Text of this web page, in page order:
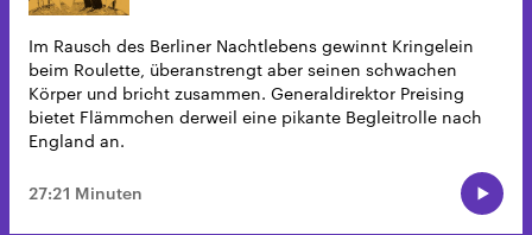
Im Rausch des Berliner Nachtlebens gewinnt Kringelein
beim Roulette, überanstrengt aber seinen schwachen
Körper und bricht zusammen. Generaldirektor Preising
bietet Flämmchen derweil eine pikante Begleitrolle nach
England an.
27:21 Minuten